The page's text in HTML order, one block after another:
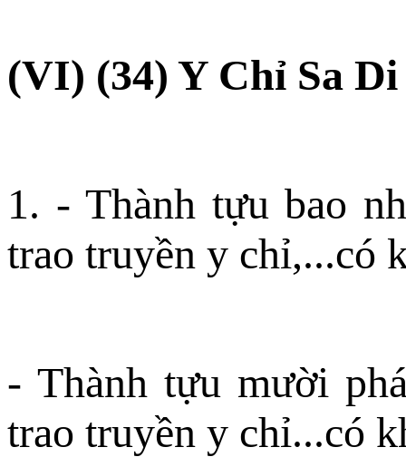
(VI) (34) Y Chỉ Sa Di
1. - Thành tựu bao
trao truyền y chỉ,...có
- Thành tựu mười
trao truyền y chỉ...có